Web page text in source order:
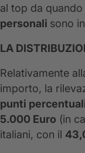
al top da quando
personali sono
LA
Relativamente
importo, la
punti
5.000 Euro (in
italiani, con il